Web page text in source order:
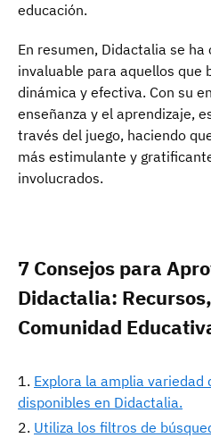
educación.
En resumen, Didactalia se
invaluable para aquellos que
dinámica y efectiva. Con su
enseñanza y el aprendizaje,
través del juego, haciendo
más estimulante y
involucrados.
7 Consejos para
Didactalia:
Comunidad
Explora la amplia variedad
disponibles en Didactalia.
Utiliza los filtros de